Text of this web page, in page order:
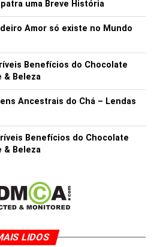
uma Breve História
Amor só existe no Mundo
Benefícios do Chocolate
& Beleza
Ancestrais do Chá – Lendas
Benefícios do Chocolate
& Beleza
LIDOS